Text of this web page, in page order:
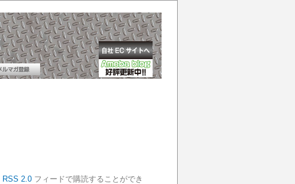
RSS 2.0 フィードで購読することができ